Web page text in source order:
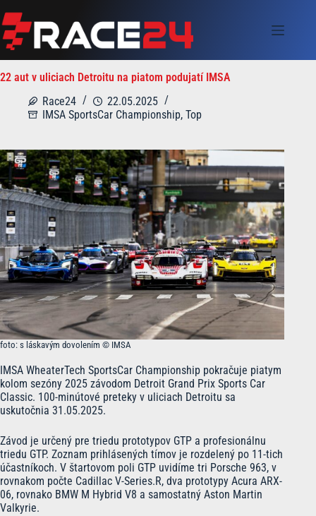
to
content
22 aut v uliciach Detroitu na piatom podujatí IMSA
Race24
22.05.2025
IMSA SportsCar Championship, Top
foto: s láskavým dovolením © IMSA
IMSA WheaterTech SportsCar Championship pokračuje piatym
kolom sezóny 2025 závodom Detroit Grand Prix Sports Car
Classic. 100-minútové preteky v uliciach Detroitu sa
uskutočnia 31.05.2025.
Závod je určený pre triedu prototypov GTP a profesionálnu
triedu GTP. Zoznam prihlásených tímov je rozdelený po 11-tich
účastníkoch. V štartovom poli GTP uvidíme tri Porsche 963, v
rovnakom počte Cadillac V-Series.R, dva prototypy Acura ARX-
06, rovnako BMW M Hybrid V8 a samostatný Aston Martin
Valkyrie.